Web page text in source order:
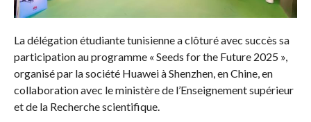
La délégation étudiante tunisienne a clôturé avec succès sa
participation au programme « Seeds for the Future 2025 »,
organisé par la société Huawei à Shenzhen, en Chine, en
collaboration avec le ministère de l’Enseignement supérieur
et de la Recherche scientifique.